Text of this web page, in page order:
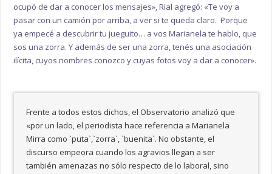
ocupó de dar a conocer los mensajes», Rial agregó: «Te voy a
pasar con un camión por arriba, a ver si te queda claro. Porque
ya empecé a descubrir tu jueguito… a vos Marianela te hablo, que
sos una zorra. Y además de ser una zorra, tenés una asociación
ilícita, cuyos nombres conozco y cuyas fotos voy a dar a conocer».
Frente a todos estos dichos, el Observatorio analizó que
«por un lado, el periodista hace referencia a Marianela
Mirra como `puta`,`zorra`, `buenita`. No obstante, el
discurso empeora cuando los agravios llegan a ser
también amenazas no sólo respecto de lo laboral, sino